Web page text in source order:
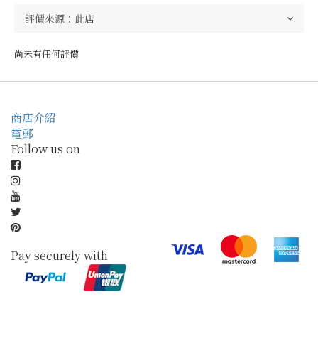
尚未有任何評價
商店介紹
電郵
Follow us on
Pay securely with